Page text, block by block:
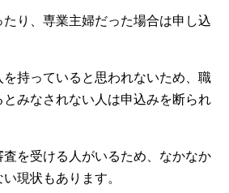
り、専業主婦だった場合は申し込
持っていると思われないため、職
みなされない人は申込みを断られ
を受ける人がいるため、なかなか
現状もあります。